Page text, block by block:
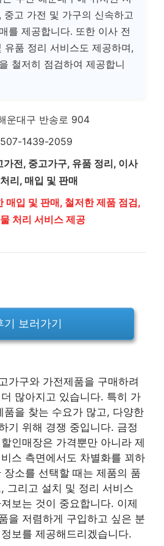
중고 가전 및 가구의 신속하고
를 제공합니다. 또한 이사 전
유품 정리 서비스도 제공하며,
철저히 점검하여 제공합니
운대구 반송로 904
1439-2059
가전, 중고가구, 유품 정리, 이사
리, 매입 및 판매
매입 및 판매, 철저한 제품 점검,
처리 서비스 제공
기 보러가기
가구와 가전제품을 구매하려
많아지고 있습니다. 특히 가
품을 찾는 수요가 많고, 다양한
기 위해 경쟁 중입니다. 금정
인매장은 가격뿐만 아니라 제
스 측면에서도 차별화를 꾀하
장소를 선택할 때는 제품의 품
그리고 설치 및 정리 서비스
보는 것이 중요합니다. 이제
을 저렴하게 구입하고 싶은 분
보를 제공해드리겠습니다.